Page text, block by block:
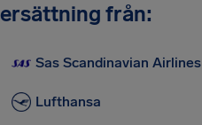
ersättning från:
Sas Scandinavian Airlines
Lufthansa